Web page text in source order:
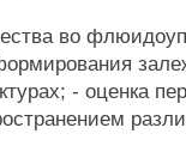
во
- оценка